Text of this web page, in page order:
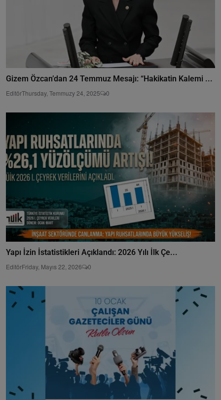
Gizem Özcan’dan 24 Temmuz Mesajı: “Hakikatin Kalemi ...
EditörThursday, Temmuzy 24, 2025 0
Yapı İzin İstatistikleri Açıklandı: 2026 Yılı İlk Çe...
EditörFriday, Mayıs 22, 2026 0